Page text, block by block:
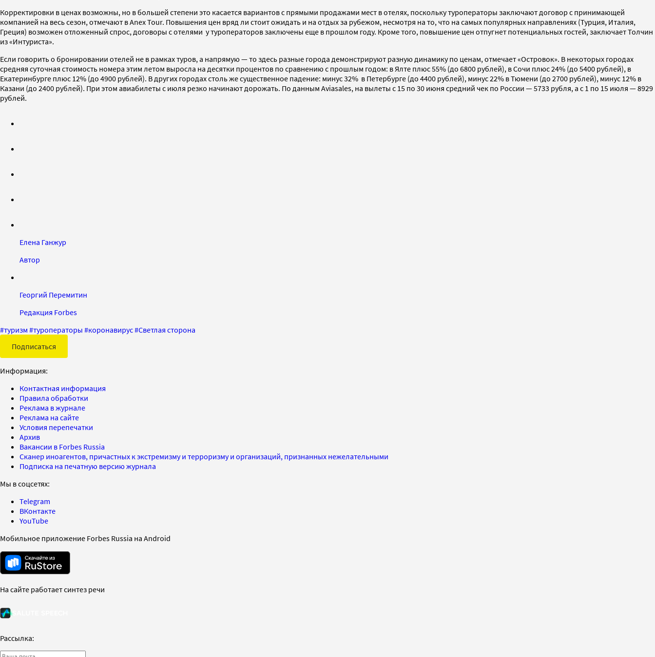
Корректировки в ценах возможны, но в большей степени это касается вариантов с прямыми продажами мест в отелях, поскольку туроператоры заключают договор с принимающей
компанией на весь сезон, отмечают в Anex Tour. Повышения цен вряд ли стоит ожидать и на отдых за рубежом, несмотря на то, что на самых популярных направлениях (Турция, Италия,
Греция) возможен отложенный спрос, договоры с отелями у туроператоров заключены еще в прошлом году. Кроме того, повышение цен отпугнет потенциальных гостей, заключает Толчин
из «Интуриста».
Если говорить о бронировании отелей не в рамках туров, а напрямую — то здесь разные города демонстрируют разную динамику по ценам, отмечает «Островок». В некоторых городах
средняя суточная стоимость номера этим летом выросла на десятки процентов по сравнению с прошлым годом: в Ялте плюс 55% (до 6800 рублей), в Сочи плюс 24% (до 5400 рублей), в
Екатеринбурге плюс 12% (до 4900 рублей). В других городах столь же существенное падение: минус 32% в Петербурге (до 4400 рублей), минус 22% в Тюмени (до 2700 рублей), минус 12% в
Казани (до 2400 рублей). При этом авиабилеты с июля резко начинают дорожать. По данным Aviasales, на вылеты с 15 по 30 июня средний чек по России — 5733 рубля, а с 1 по 15 июля — 8929
рублей.
Елена Ганжур
Автор
Георгий Перемитин
Редакция Forbes
#туризм #туроператоры #коронавирус#Светлая сторона
Подписаться
Информация:
Контактная информация
Правила обработки
Реклама в журнале
Реклама на сайте
Условия перепечатки
Архив
Вакансии в Forbes Russia
Сканер иноагентов, причастных к экстремизму и терроризму и организаций, признанных нежелательными
Подписка на печатную версию журнала
Мы в соцсетях:
Telegram
ВКонтакте
YouTube
Мобильное приложение Forbes Russia на Android
На сайте работает синтез речи
Рассылка: